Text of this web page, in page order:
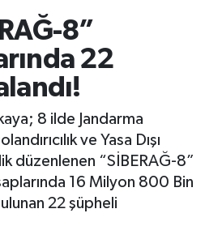
8”
22
8 ilde Jandarma
ve Yasa Dışı
düzenlenen “SİBERAĞ-8”
16 Milyon 800 Bin
22 şüpheli
ve Fikstür